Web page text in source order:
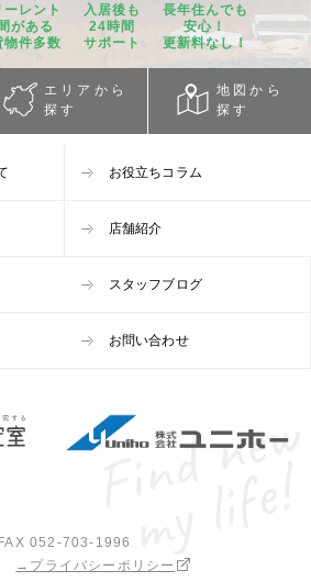
ーレント
がある
物件多数
入居後も
24時間
サポート
長年住んでも
安心！
更新料なし！
エリアから
探す
地図から
探す
お役立ちコラム
店舗紹介
スタッフブログ
お問い合わせ
052-703-1996
→プライバシーポリシー